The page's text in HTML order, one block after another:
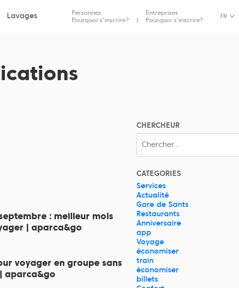
Lavages
Personnes
Pourquoi s'inscrire?
Entreprises
Pourquoi s'inscrire?
FR
: meilleur mois
| aparca&go
voyager en groupe sans
aparca&go
CHERCHEUR
CATEGORIES
Services
Actualité
Gare de Sants
Restaurants
Anniversaire
app
Voyage
économiser
train
économiser
billets